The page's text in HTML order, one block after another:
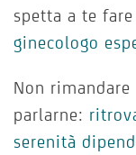
spetta a te
ginecologo
Non
parlarne:
serenità